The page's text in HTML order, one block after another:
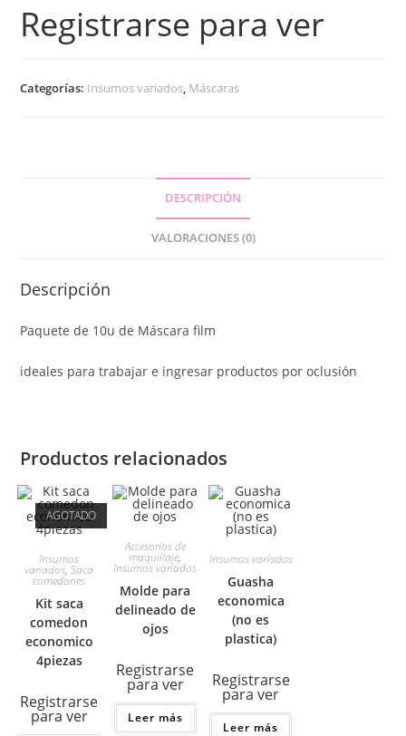
Registrarse para ver
Categorías: Insumos variados, Máscaras
DESCRIPCIÓN
VALORACIONES (0)
Descripción
Paquete de 10u de Máscara film
ideales para trabajar e ingresar productos por oclusión
Productos relacionados
AGOTADO
Insumos
variados,Saca
comedones
Kit saca
comedon
economico
4piezas
Registrarse
para ver
Accesorios de
maquillaje,
Insumos variados
Molde para
delineado de
ojos
Registrarse
para ver
Leer más
Insumos variados
Guasha
economica
(no es
plastica)
Registrarse
para ver
Leer más